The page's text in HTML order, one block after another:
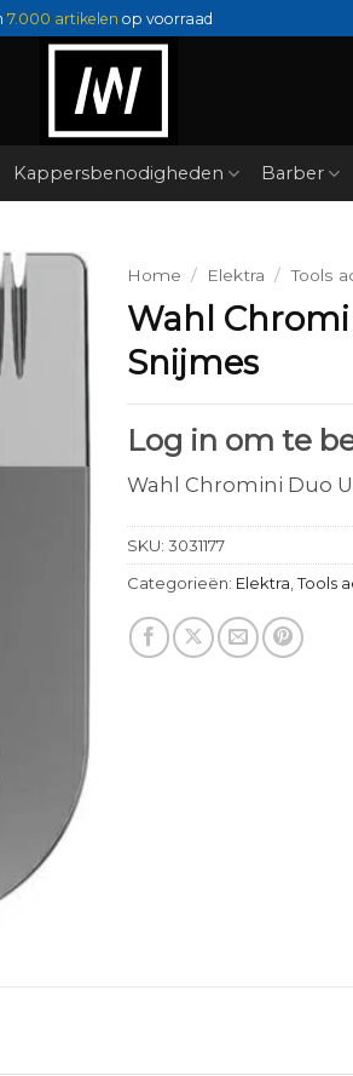
7.000 artikelen op voorraad
Kappersbenodigheden Barber
Home / Elektra / Tools
Wahl
Snijmes
Log in om te
Wahl Chromini Duo
SKU: 3031177
Categorieën: Elektra ,Tools